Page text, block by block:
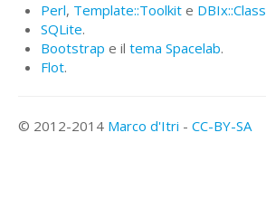
Perl, Template::Toolkit e DBIx::Class
SQLite.
Bootstrap e il tema Spacelab.
Flot.
© 2012-2014 Marco d'Itri - CC-BY-SA